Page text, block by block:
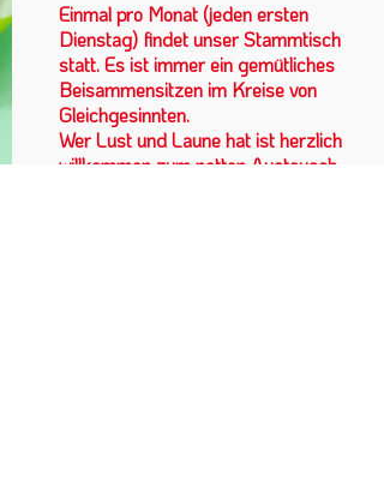
Einmal pro Monat (jeden ersten
Dienstag) findet unser Stammtisch
statt. Es ist immer ein gemütliches
Beisammensitzen im Kreise von
Gleichgesinnten.
Wer Lust und Laune hat ist herzlich
willkommen zum netten Austausch